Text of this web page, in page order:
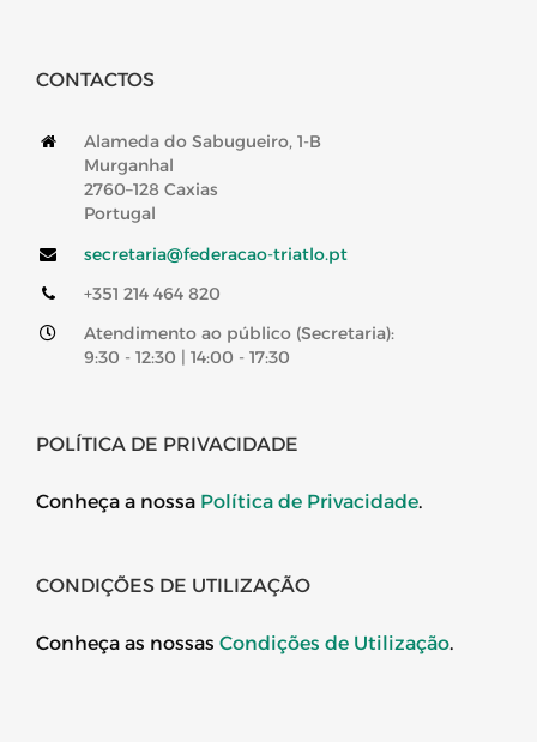
CONTACTOS
Alameda do Sabugueiro, 1-B
Murganhal
2760–128 Caxias
Portugal
secretaria@federacao-triatlo.pt
+351 214 464 820
Atendimento ao público (Secretaria):
9:30 - 12:30 | 14:00 - 17:30
POLÍTICA DE PRIVACIDADE
Conheça a nossa Política de Privacidade.
CONDIÇÕES DE UTILIZAÇÃO
Conheça as nossas Condições de Utilização.